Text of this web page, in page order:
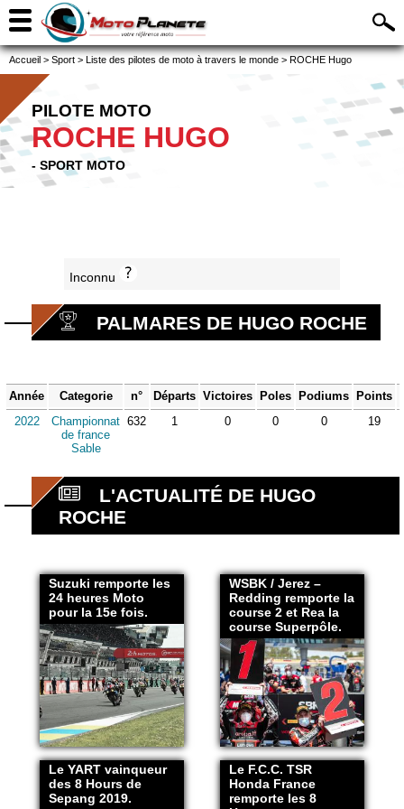
Accueil > Sport > Liste des pilotes de moto à travers le monde > ROCHE Hugo
PILOTE MOTO
ROCHE HUGO
- SPORT MOTO
Inconnu
PALMARES DE HUGO ROCHE
Année Categorie n° Départs Victoires Poles Podiums Points
2022
Championnat
de france
Sable
632 1 0 0 0 19
L'ACTUALITÉ DE HUGO
ROCHE
Suzuki remporte les
24 heures Moto
pour la 15e fois.
WSBK / Jerez –
Redding remporte la
course 2 et Rea la
course Superpôle.
Le YART vainqueur
des 8 Hours de
Sepang 2019.
Le F.C.C. TSR
Honda France
remporte les 8